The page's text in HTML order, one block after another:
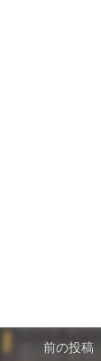
前の投稿